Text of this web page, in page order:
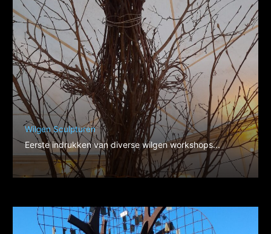
Wilgen Sculpturen
Eerste indrukken van diverse wilgen workshops...